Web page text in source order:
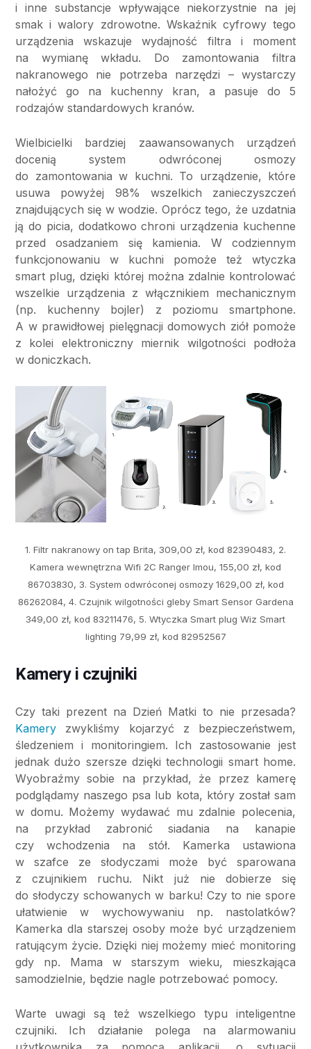
i inne substancje wpływające niekorzystnie na jej
smak i walory zdrowotne. Wskaźnik cyfrowy tego
urządzenia wskazuje wydajność filtra i moment
na wymianę wkładu. Do zamontowania filtra
nakranowego nie potrzeba narzędzi – wystarczy
nałożyć go na kuchenny kran, a pasuje do 5
rodzajów standardowych kranów.
Wielbicielki bardziej zaawansowanych urządzeń
docenią system odwróconej osmozy
do zamontowania w kuchni. To urządzenie, które
usuwa powyżej 98% wszelkich zanieczyszczeń
znajdujących się w wodzie. Oprócz tego, że uzdatnia
ją do picia, dodatkowo chroni urządzenia kuchenne
przed osadzaniem się kamienia. W codziennym
funkcjonowaniu w kuchni pomoże też wtyczka
smart plug, dzięki której można zdalnie kontrolować
wszelkie urządzenia z włącznikiem mechanicznym
(np. kuchenny bojler) z poziomu smartphone.
A w prawidłowej pielęgnacji domowych ziół pomoże
z kolei elektroniczny miernik wilgotności podłoża
w doniczkach.
1. Filtr nakranowy on tap Brita, 309,00 zł, kod 82390483, 2.
Kamera wewnętrzna Wifi 2C Ranger Imou, 155,00 zł, kod
86703830, 3. System odwróconej osmozy 1629,00 zł, kod
86262084, 4. Czujnik wilgotności gleby Smart Sensor Gardena
349,00 zł, kod 83211476, 5. Wtyczka Smart plug Wiz Smart
lighting 79,99 zł, kod 82952567
Kamery i czujniki
Czy taki prezent na Dzień Matki to nie przesada?
Kamery zwykliśmy kojarzyć z bezpieczeństwem,
śledzeniem i monitoringiem. Ich zastosowanie jest
jednak dużo szersze dzięki technologii smart home.
Wyobraźmy sobie na przykład, że przez kamerę
podglądamy naszego psa lub kota, który został sam
w domu. Możemy wydawać mu zdalnie polecenia,
na przykład zabronić siadania na kanapie
czy wchodzenia na stół. Kamerka ustawiona
w szafce ze słodyczami może być sparowana
z czujnikiem ruchu. Nikt już nie dobierze się
do słodyczy schowanych w barku! Czy to nie spore
ułatwienie w wychowywaniu np. nastolatków?
Kamerka dla starszej osoby może być urządzeniem
ratującym życie. Dzięki niej możemy mieć monitoring
gdy np. Mama w starszym wieku, mieszkająca
samodzielnie, będzie nagle potrzebować pomocy.
Warte uwagi są też wszelkiego typu inteligentne
czujniki. Ich działanie polega na alarmowaniu